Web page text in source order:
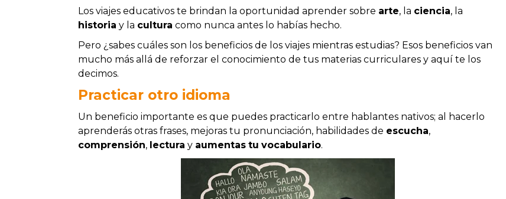
Los viajes educativos te brindan la oportunidad aprender sobre arte, la ciencia, la
historia y la cultura como nunca antes lo habías hecho.
Pero ¿sabes cuáles son los beneficios de los viajes mientras estudias? Esos beneficios van
mucho más allá de reforzar el conocimiento de tus materias curriculares y aquí te los
decimos.
Practicar otro idioma
Un beneficio importante es que puedes practicarlo entre hablantes nativos; al hacerlo
aprenderás otras frases, mejoras tu pronunciación, habilidades de escucha,
comprensión, lectura y aumentas tu vocabulario.